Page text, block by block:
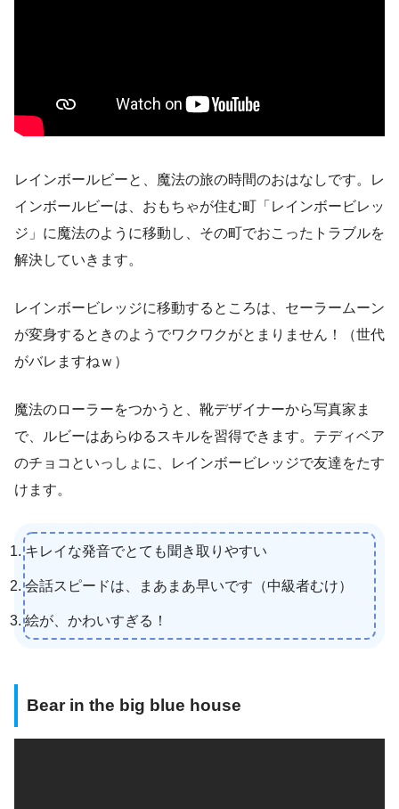
レインボールビーと、魔法の旅の時間のおはなしです。レ
インボールビーは、おもちゃが住む町「レインボービレッ
ジ」に魔法のように移動し、その町でおこったトラブルを
解決していきます。
レインボービレッジに移動するところは、セーラームーン
が変身するときのようでワクワクがとまりません！（世代
がバレますねｗ）
魔法のローラーをつかうと、靴デザイナーから写真家ま
で、ルビーはあらゆるスキルを習得できます。テディベア
のチョコといっしょに、レインボービレッジで友達をたす
けます。
キレイな発音でとても聞き取りやすい
会話スピードは、まあまあ早いです（中級者むけ）
絵が、かわいすぎる！
Bear in the big blue house